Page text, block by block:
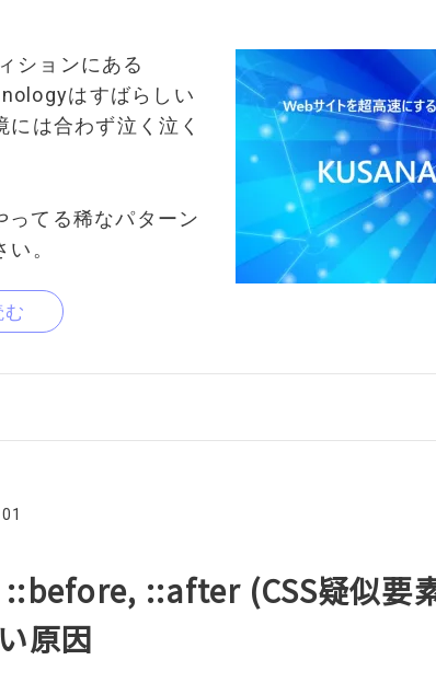
ションにある
はすばらしい
は合わず泣く泣く
ってる稀なパターン
。
::after (CSS疑似要
原因